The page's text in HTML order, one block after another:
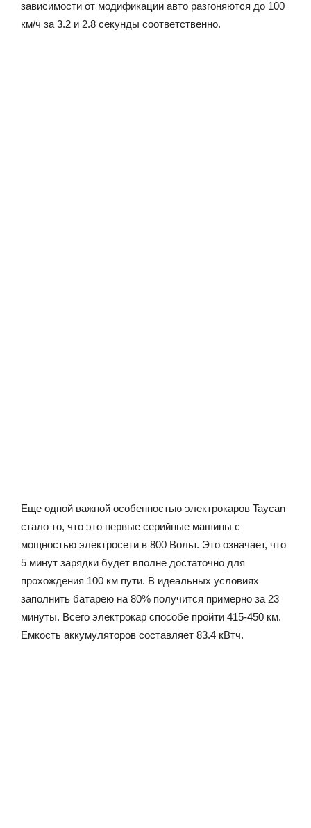
зависимости от модификации авто разгоняются до 100
км/ч за 3.2 и 2.8 секунды соответственно.
Еще одной важной особенностью электрокаров Taycan
стало то, что это первые серийные машины с
мощностью электросети в 800 Вольт. Это означает, что
5 минут зарядки будет вполне достаточно для
прохождения 100 км пути. В идеальных условиях
заполнить батарею на 80% получится примерно за 23
минуты. Всего электрокар способе пройти 415-450 км.
Емкость аккумуляторов составляет 83.4 кВтч.